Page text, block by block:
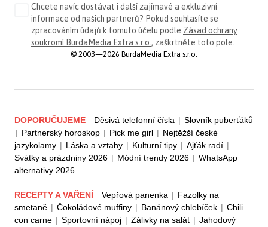
Chcete navíc dostávat i další zajímavé a exkluzivní
informace od našich partnerů? Pokud souhlasíte se
zpracováním údajů k tomuto účelu podle Zásad ochrany
soukromí BurdaMedia Extra s.r.o., zaškrtněte toto pole.
© 2003—2026 BurdaMedia Extra s.r.o.
DOPORUČUJEME Děsivá telefonní čísla | Slovník puberťáků
| Partnerský horoskop | Pick me girl | Nejtěžší české
jazykolamy | Láska a vztahy | Kulturní tipy | Ajťák radí |
Svátky a prázdniny 2026 | Módní trendy 2026 | WhatsApp
alternativy 2026
RECEPTY A VAŘENÍ Vepřová panenka | Fazolky na
smetaně | Čokoládové muffiny | Banánový chlebíček | Chili
con carne | Sportovní nápoj | Zálivky na salát | Jahodový